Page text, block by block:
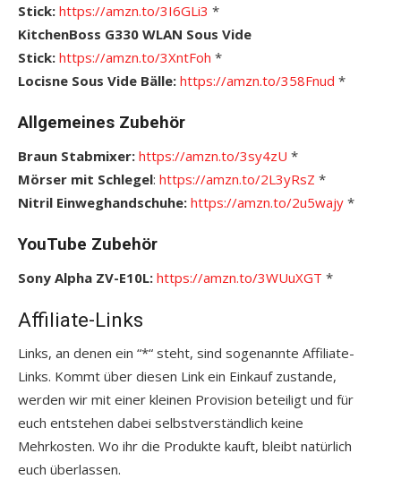
Stick: https://amzn.to/3I6GLi3 *
KitchenBoss G330 WLAN Sous Vide
Stick: https://amzn.to/3XntFoh *
Locisne Sous Vide Bälle: https://amzn.to/358Fnud *
Allgemeines Zubehör
Braun Stabmixer: https://amzn.to/3sy4zU *
Mörser mit Schlegel: https://amzn.to/2L3yRsZ *
Nitril Einweghandschuhe: https://amzn.to/2u5wajy *
YouTube Zubehör
Sony Alpha ZV-E10L: https://amzn.to/3WUuXGT *
Affiliate-Links
Links, an denen ein “*“ steht, sind sogenannte Affiliate-
Links. Kommt über diesen Link ein Einkauf zustande,
werden wir mit einer kleinen Provision beteiligt und für
euch entstehen dabei selbstverständlich keine
Mehrkosten. Wo ihr die Produkte kauft, bleibt natürlich
euch überlassen.